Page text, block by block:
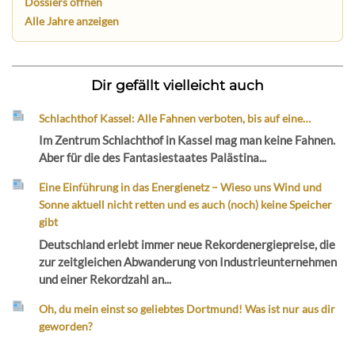
Alle Jahre anzeigen
Dir gefällt vielleicht auch
Schlachthof Kassel: Alle Fahnen verboten, bis auf eine…
Im Zentrum Schlachthof in Kassel mag man keine Fahnen.
Aber für die des Fantasiestaates Palästina...
Eine Einführung in das Energienetz – Wieso uns Wind und
Sonne aktuell nicht retten und es auch (noch) keine Speicher
gibt
Deutschland erlebt immer neue Rekordenergiepreise, die
zur zeitgleichen Abwanderung von Industrieunternehmen
und einer Rekordzahl an...
Oh, du mein einst so geliebtes Dortmund! Was ist nur aus dir
geworden?